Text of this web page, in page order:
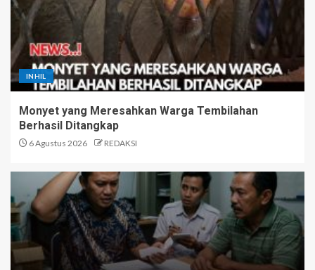
INHIL
Monyet yang Meresahkan Warga Tembilahan
Berhasil Ditangkap
6 Agustus 2026 REDAKSI